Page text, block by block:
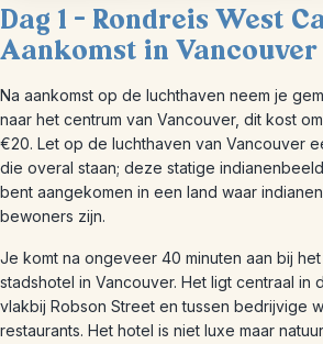
Dag 1 – Rondreis West
Aankomst in Vancouver
Na aankomst op de luchthaven neem je
naar het centrum van Vancouver, dit kost
€20. Let op de luchthaven van Vancouver
die overal staan; deze statige
bent aangekomen in een land waar
bewoners zijn.
Je komt na ongeveer 40 minuten aan bij
stadshotel in Vancouver. Het ligt centraal in
vlakbij Robson Street en tussen bedrijvige
restaurants. Het hotel is niet luxe maar